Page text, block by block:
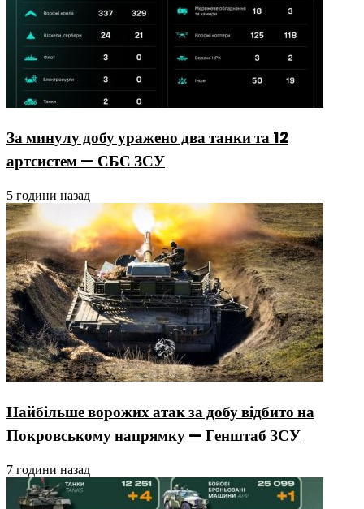
За минулу добу уражено два танки та 12
артсистем — СБС ЗСУ
5 години назад
Найбільше ворожих атак за добу відбито на
Покровському напрямку — Генштаб ЗСУ
7 години назад